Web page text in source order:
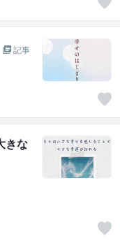
記事
きな